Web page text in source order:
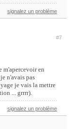
signalez un problème
#7
m'apercevoir en
n'avais pas
je vais la mettre
... grrrr).
signalez un problème